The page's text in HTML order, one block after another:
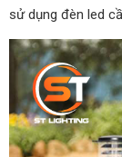
sử dụng đèn led